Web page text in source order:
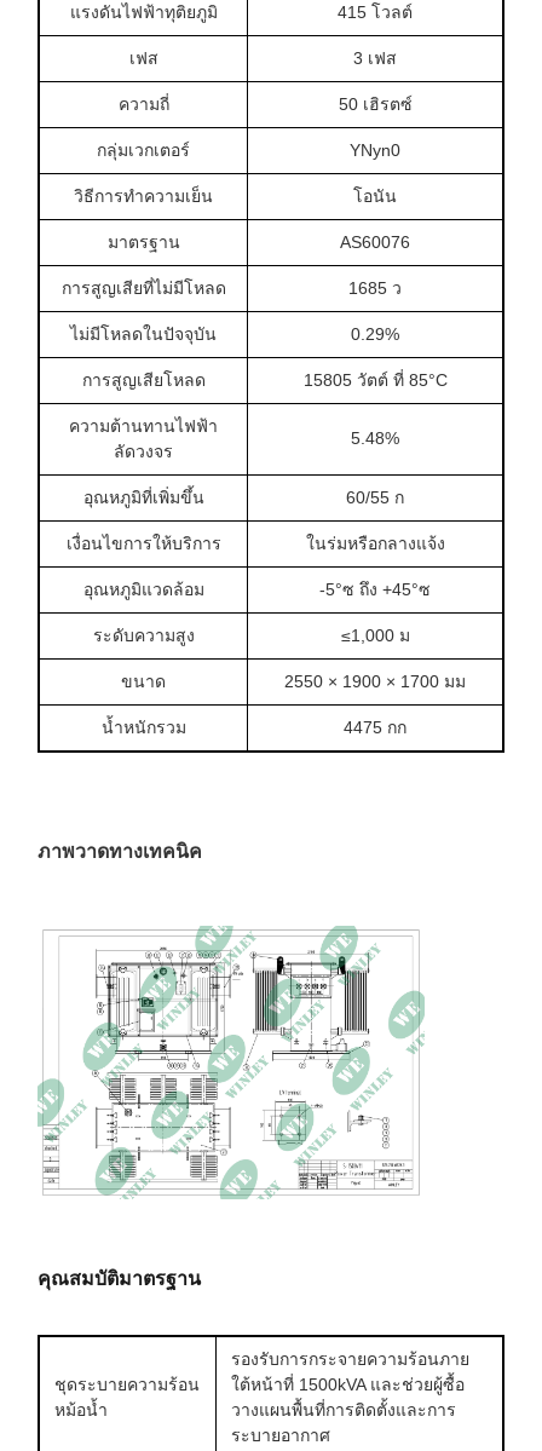
แรงดันไฟฟ้าทุติยภูมิ 415 โวลต์
เฟส 3 เฟส
ความถี่ 50 เฮิรตซ์
กลุ่มเวกเตอร์ YNyn0
วิธีการทำความเย็น โอนัน
มาตรฐาน AS60076
การสูญเสียที่ไม่มีโหลด 1685 ว
ไม่มีโหลดในปัจจุบัน 0.29%
การสูญเสียโหลด 15805 วัตต์ ที่ 85°C
ความต้านทานไฟฟ้า
ลัดวงจร
5.48%
อุณหภูมิที่เพิ่มขึ้น 60/55 ก
เงื่อนไขการให้บริการ ในร่มหรือกลางแจ้ง
อุณหภูมิแวดล้อม -5°ซ ถึง +45°ซ
ระดับความสูง ≤1,000 ม
ขนาด 2550 × 1900 × 1700 มม
น้ำหนักรวม 4475 กก
ภาพวาดทางเทคนิค
คุณสมบัติมาตรฐาน
ชุดระบายความร้อน
หม้อน้ำ
รองรับการกระจายความร้อนภาย
ใต้หน้าที่ 1500kVA และช่วยผู้ซื้อ
วางแผนพื้นที่การติดตั้งและการ
ระบายอากาศ